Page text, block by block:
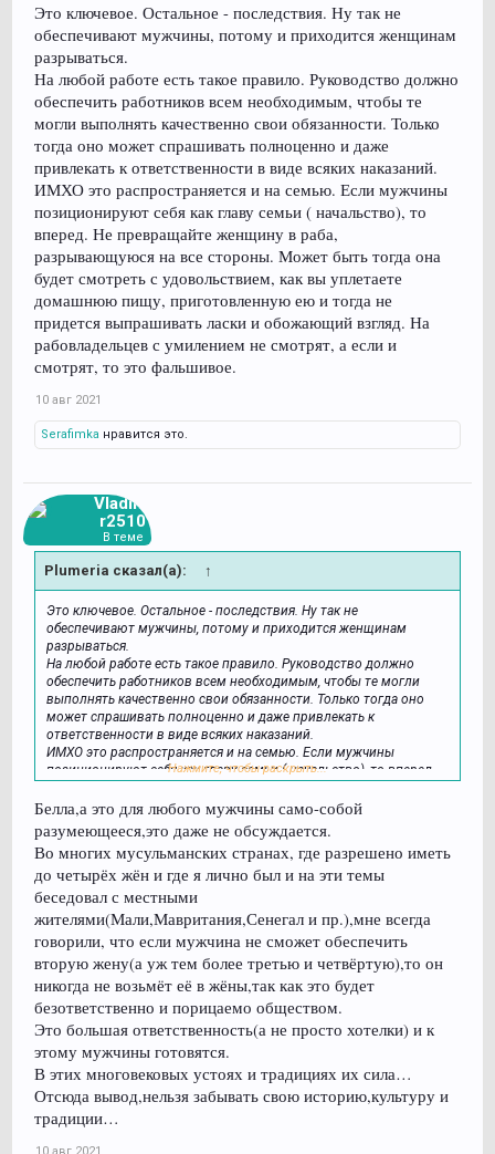
Это ключевое. Остальное - последствия. Ну так не
обеспечивают мужчины, потому и приходится женщинам
разрываться.
На любой работе есть такое правило. Руководство должно
обеспечить работников всем необходимым, чтобы те
могли выполнять качественно свои обязанности. Только
тогда оно может спрашивать полноценно и даже
привлекать к ответственности в виде всяких наказаний.
ИМХО это распространяется и на семью. Если мужчины
позиционируют себя как главу семьи ( начальство), то
вперед. Не превращайте женщину в раба,
разрывающуюся на все стороны. Может быть тогда она
будет смотреть с удовольствием, как вы уплетаете
домашнюю пищу, приготовленную ею и тогда не
придется выпрашивать ласки и обожающий взгляд. На
рабовладельцев с умилением не смотрят, а если и
смотрят, то это фальшивое.
10 авг 2021
Serafimka нравится это.
Vladimi
r2510
В теме
Plumeria сказал(а): ↑
Это ключевое. Остальное - последствия. Ну так не
обеспечивают мужчины, потому и приходится женщинам
разрываться.
На любой работе есть такое правило. Руководство должно
обеспечить работников всем необходимым, чтобы те могли
выполнять качественно свои обязанности. Только тогда оно
может спрашивать полноценно и даже привлекать к
ответственности в виде всяких наказаний.
ИМХО это распространяется и на семью. Если мужчины
позиционируют себя как главу семьи ( начальство), то вперед.
стороны. Может быть тогда она будет смотреть с
удовольствием, как вы уплетаете домашнюю пищу,
приготовленную ею и тогда не придется выпрашивать ласки и
обожающий взгляд. На рабовладельцев с умилением не
смотрят, а если и смотрят, то это фальшивое.
Нажмите, чтобы раскрыть...
Белла,а это для любого мужчины само-собой
разумеющееся,это даже не обсуждается.
Во многих мусульманских странах, где разрешено иметь
до четырёх жён и где я лично был и на эти темы
беседовал с местными
жителями(Мали,Мавритания,Сенегал и пр.),мне всегда
говорили, что если мужчина не сможет обеспечить
вторую жену(а уж тем более третью и четвёртую),то он
никогда не возьмёт её в жёны,так как это будет
безответственно и порицаемо обществом.
Это большая ответственность(а не просто хотелки) и к
этому мужчины готовятся.
В этих многовековых устоях и традициях их сила…
Отсюда вывод,нельзя забывать свою историю,культуру и
традиции…
10 авг 2021